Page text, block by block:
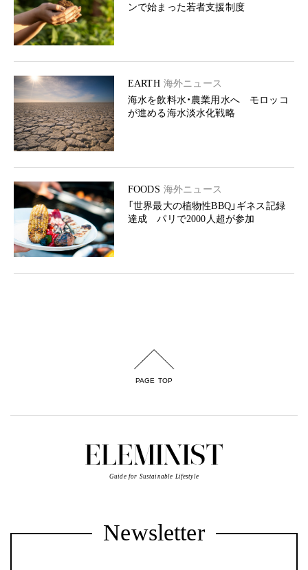
ンで始まった若者支援制度
EARTH 海外ニュース
海水を飲料水・農業用水へ モロッコ
が進める海水淡水化戦略
FOODS 海外ニュース
「世界最大の植物性BBQ」ギネス記録
達成 パリで2000人超が参加
PAGE TOP
Guide for Sustainable Lifestyle
Newsletter